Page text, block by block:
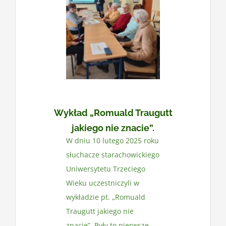
Kontakt
Wykład „Romuald Traugutt
jakiego nie znacie”.
W dniu 10 lutego 2025 roku
słuchacze starachowickiego
Uniwersytetu Trzeciego
Wieku uczestniczyli w
wykładzie pt. „Romuald
Traugutt jakiego nie